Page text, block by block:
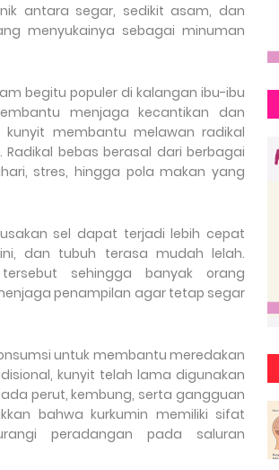
antara segar, sedikit asam, dan
menyukainya sebagai minuman
begitu populer di kalangan ibu-ibu
menjaga kecantikan dan
membantu melawan radikal
bebas berasal dari berbagai
stres, hingga pola makan yang
sel dapat terjadi lebih cepat
dan tubuh terasa mudah lelah.
sehingga banyak orang
penampilan agar tetap segar
untuk membantu meredakan
kunyit telah lama digunakan
perut, kembung, serta gangguan
bahwa kurkumin memiliki sifat
peradangan pada saluran